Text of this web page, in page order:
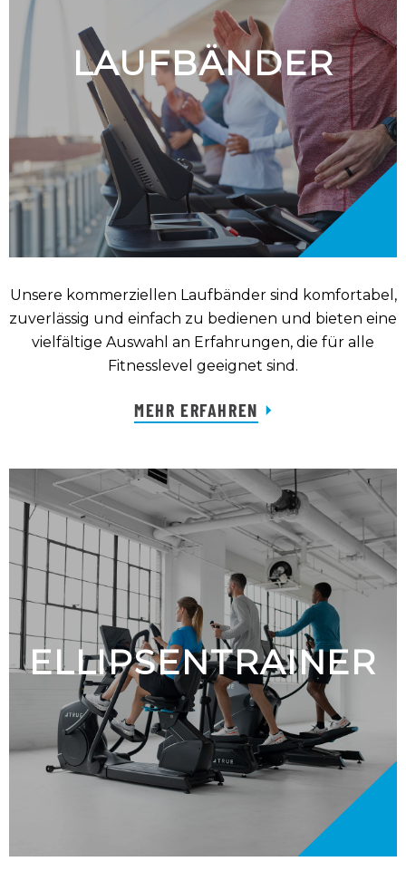
LAUFBÄNDER
Unsere kommerziellen Laufbänder sind komfortabel,
zuverlässig und einfach zu bedienen und bieten eine
vielfältige Auswahl an Erfahrungen, die für alle
Fitnesslevel geeignet sind.
MEHR ERFAHREN
ELLIPSENTRAINER